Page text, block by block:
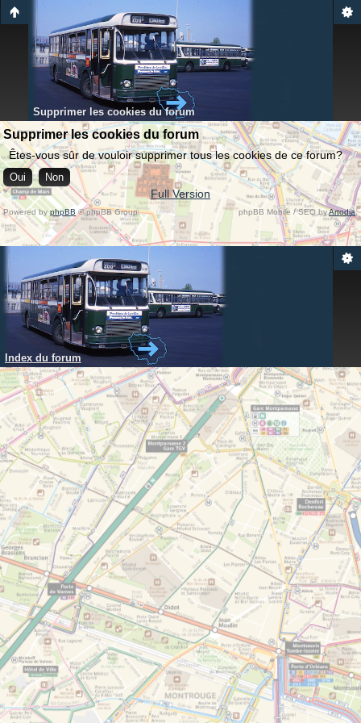
Supprimer les cookies du forum
Supprimer les cookies du forum
Êtes-vous sûr de vouloir supprimer tous les cookies de ce forum?
Full Version
Powered byphpBB © phpBB Group. phpBB Mobile / SEO byArtodia.
Index du forum